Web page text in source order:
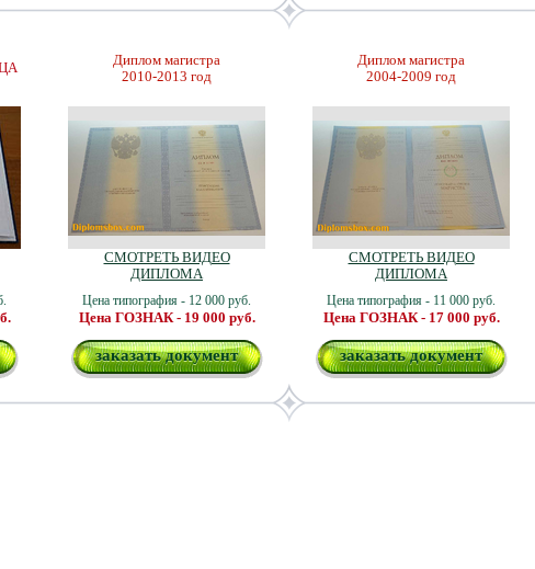
Диплом магистра
2010-2013 год
СМОТРЕТЬ ВИДЕО
ДИПЛОМА
Цена типография - 12 000 руб.
Цена ГОЗНАК - 19 000 руб.
заказать документ
Диплом магистра
2004-2009 год
СМОТРЕТЬ ВИДЕО
ДИПЛОМА
Цена типография - 11 000 руб.
Цена ГОЗНАК - 17 000 руб.
заказать документ